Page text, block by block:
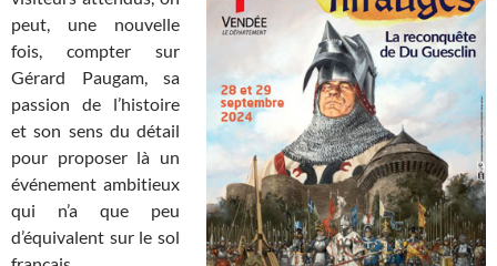
peut, une nouvelle
fois, compter sur
Gérard Paugam, sa
passion de l’histoire
et son sens du détail
pour proposer là un
événement ambitieux
qui n’a que peu
d’équivalent sur le sol